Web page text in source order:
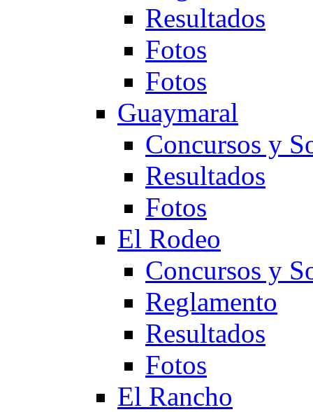
Resultados
Fotos
Fotos
Guaymaral
Concursos y
Resultados
Fotos
El Rodeo
Concursos y
Reglamento
Resultados
Fotos
El Rancho